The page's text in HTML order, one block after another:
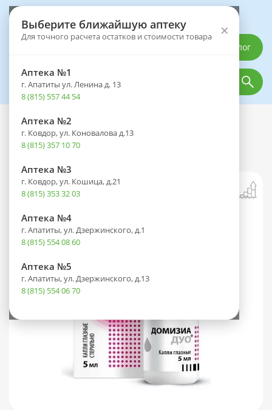
Выберите ближайшую аптеку
Для точного расчета остатков и стоимости товара ×
Аптека №1
г. Апатиты ул. Ленина д. 13
8 (815) 557 44 54
Аптека №2
г. Ковдор, ул. Коновалова д.13
8 (815) 357 10 70
Аптека №3
г. Ковдор, ул. Кошица, д.21
8 (815) 353 32 03
Аптека №4
г. Апатиты, ул. Дзержинского, д.1
8 (815) 554 08 60
Аптека №5
г. Апатиты, ул. Дзержинского, д.13
8 (815) 554 06 70
Каталог
Каталог Оптика
Домизиа Дуо фл.-кап.(капли глазн.)
20мг/мл+5мг/мл 5мл №1